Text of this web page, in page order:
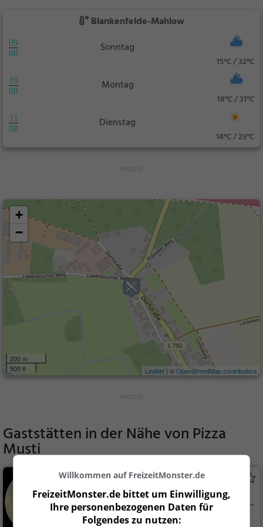
Blankenfelde-Mahlow
09
08
Sonntag
15°C / 32°C
10
08
Montag
18°C / 31°C
11
08
Dienstag
14°C / 23°C
+
−
200 m
500 ft
Leaflet | ©OpenStreetMap contributors
Gaststätten in der Nähe von Pizza
Musti
Cafe und Co
Eiscafé / Eisdiele in Blankenfelde-Mahlow
Blankenfelde-Mahl
Willkommen auf FreizeitMonster.de
FreizeitMonster.de bittet um Einwilligung,
Ihre personenbezogenen Daten für
Folgendes zu nutzen: